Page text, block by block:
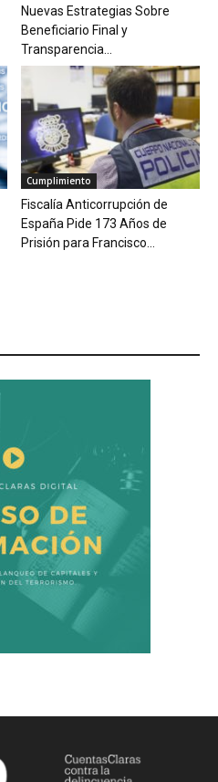
Nuevas Estrategias Sobre
Beneficiario Final y
Transparencia...
Cumplimiento
Fiscalía Anticorrupción de
España Pide 173 Años de
Prisión para Francisco...